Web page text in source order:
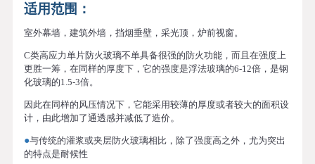
适用范围：
室外幕墙，建筑外墙，挡烟垂壁，采光顶，炉前视窗。
C类高应力单片防火玻璃不单具备很强的防火功能，而且在强度上
更胜一筹，在同样的厚度下，它的强度是浮法玻璃的6-12倍，是钢
化玻璃的1.5-3倍。
因此在同样的风压情况下，它能采用较薄的厚度或者较大的面积设
计，由此增加了通透感并减低了造价。
●与传统的灌浆或夹层防火玻璃相比，除了强度高之外，尤为突出
的特点是耐候性